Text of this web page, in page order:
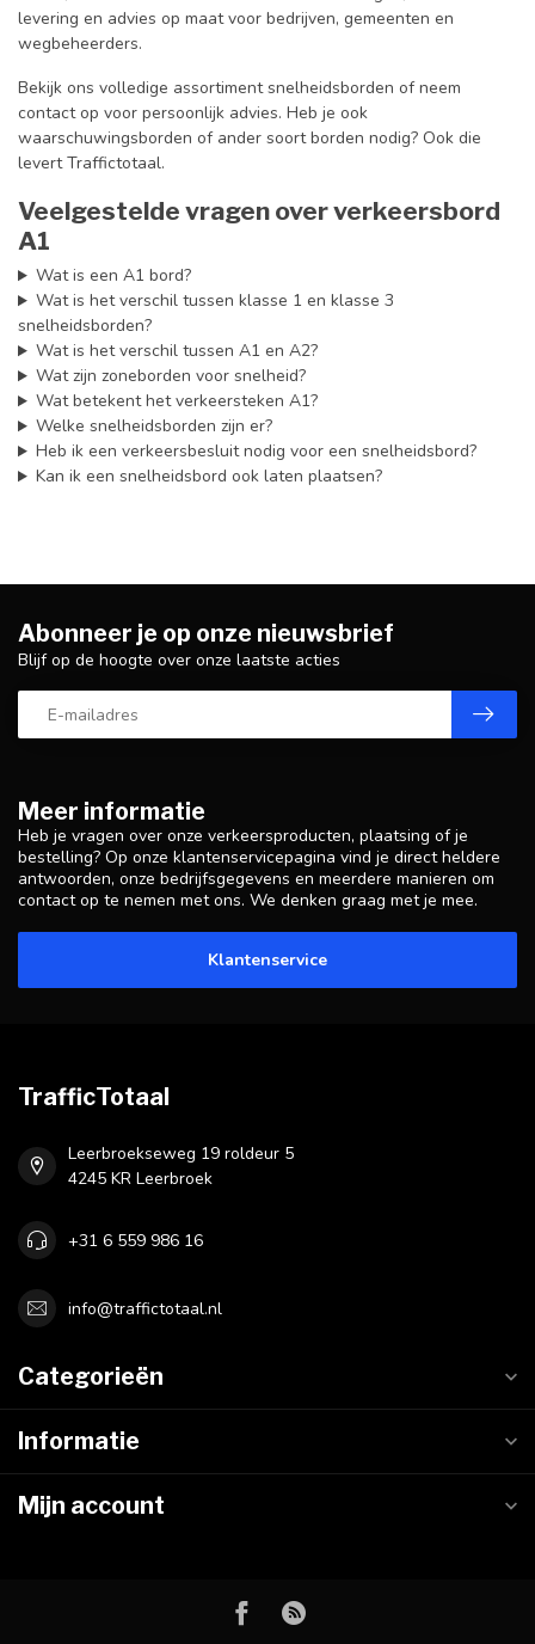
levering en advies op maat voor bedrijven, gemeenten en
wegbeheerders.
Bekijk ons volledige assortiment snelheidsborden of neem
contact op voor persoonlijk advies. Heb je ook
waarschuwingsborden of ander soort borden nodig? Ook die
levert Traffictotaal.
Veelgestelde vragen over verkeersbord
A1
Wat is een A1 bord?
Wat is het verschil tussen klasse 1 en klasse 3
snelheidsborden?
Wat is het verschil tussen A1 en A2?
Wat zijn zoneborden voor snelheid?
Wat betekent het verkeersteken A1?
Welke snelheidsborden zijn er?
Heb ik een verkeersbesluit nodig voor een snelheidsbord?
Kan ik een snelheidsbord ook laten plaatsen?
Meer informatie
Heb je vragen over onze verkeersproducten, plaatsing of je
bestelling? Op onze klantenservicepagina vind je direct heldere
antwoorden, onze bedrijfsgegevens en meerdere manieren om
contact op te nemen met ons. We denken graag met je mee.
Klantenservice
Abonneer je op onze nieuwsbrief
Blijf op de hoogte over onze laatste acties
TrafficTotaal
Leerbroekseweg 19 roldeur 5
4245 KR Leerbroek
+31 6 559 986 16
info@traffictotaal.nl
Categorieën
Informatie
Mijn account